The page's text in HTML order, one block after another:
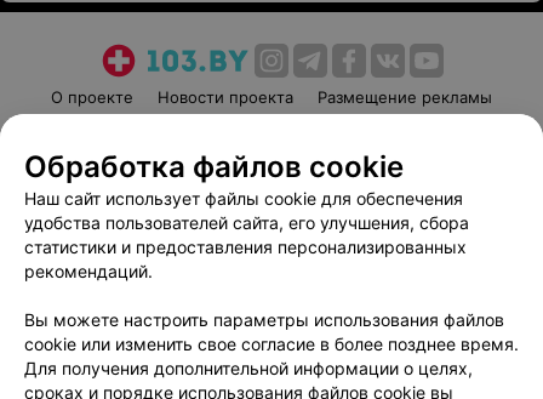
О проекте Новости проекта
Размещение рекламы
Пользовательское соглашение
Способы оплаты
Вакансии
Партнеры
Написать руководителю 103.by
Обработка персональных данных
Обработка файлов cookie
Наш сайт использует файлы cookie для обеспечения
удобства пользователей сайта, его улучшения, сбора
статистики и предоставления персонализированных
рекомендаций.
Вы можете настроить параметры использования файлов
cookie или изменить свое согласие в более позднее время.
Для получения дополнительной информации о целях,
сроках и порядке использования файлов cookie вы